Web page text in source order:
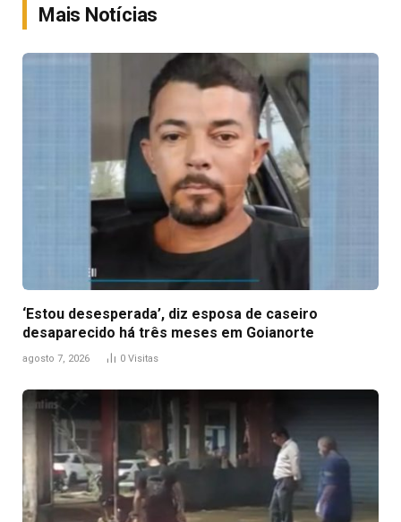
Mais Notícias
‘Estou desesperada’, diz esposa de caseiro
desaparecido há três meses em Goianorte
agosto 7, 2026 0 Visitas